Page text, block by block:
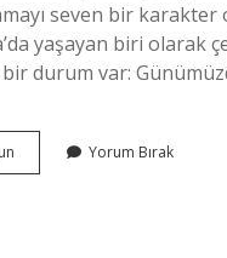
seven bir karakter
yaşayan biri olarak
durum var:
burcu
Yorum Bırak